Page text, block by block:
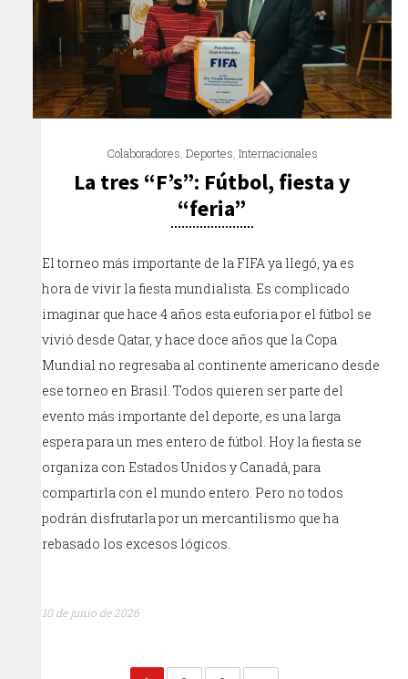
Colaboradores, Deportes, Internacionales
La tres “F’s”: Fútbol, fiesta y
“feria”
El torneo más importante de la FIFA ya llegó, ya es
hora de vivir la fiesta mundialista. Es complicado
imaginar que hace 4 años esta euforia por el fútbol se
vivió desde Qatar, y hace doce años que la Copa
Mundial no regresaba al continente americano desde
ese torneo en Brasil. Todos quieren ser parte del
evento más importante del deporte, es una larga
espera para un mes entero de fútbol. Hoy la fiesta se
organiza con Estados Unidos y Canadá, para
compartirla con el mundo entero. Pero no todos
podrán disfrutarla por un mercantilismo que ha
rebasado los excesos lógicos.
10 de junio de 2026